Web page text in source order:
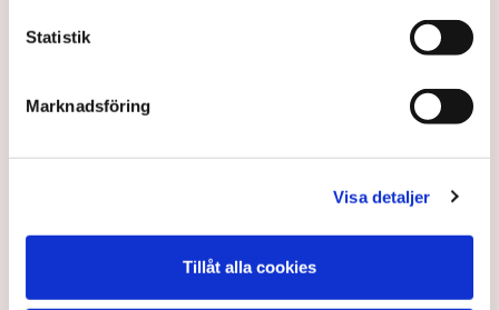
Statistik
Marknadsföring
Visa detaljer
Tillåt alla cookies
Svenska företag bör satsa mer på Afrika, uppmanar
tröskeln är möjligheterna oändliga”, säger Albin
Wilson, medgrundare av elmotorcykelföretaget